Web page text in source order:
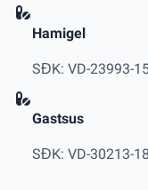
Hamigel
SĐK: VD-23993-
Gastsus
SĐK: VD-30213-18